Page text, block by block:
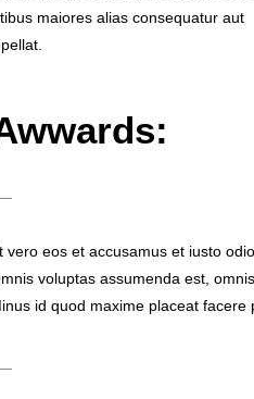
maiores alias consequatur aut
vero eos et accusamus et iusto
voluptas assumenda est,
id quod maxime placeat facere